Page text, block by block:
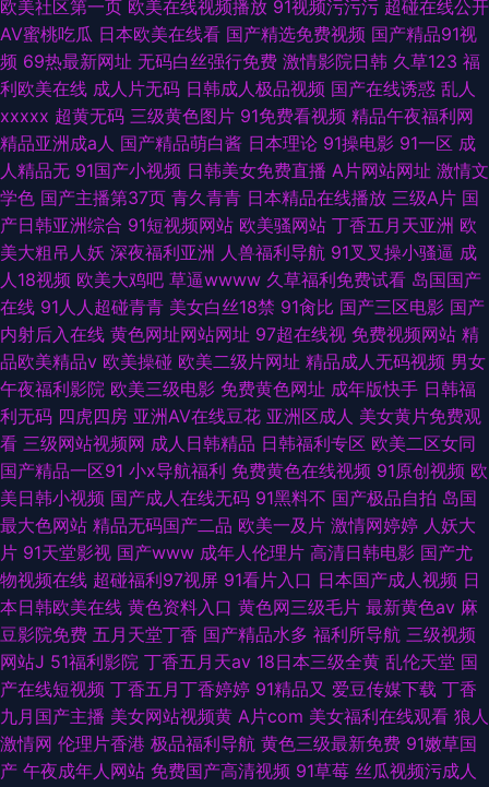
欧美社区第一页 欧美在线视频播放 91视频污污污 超碰在线公开
AV蜜桃吃瓜 日本欧美在线看 国产精选免费视频 国产精品91视
频 69热最新网址 无码白丝强行免费 激情影院日韩 久草123 福
利欧美在线 成人片无码 日韩成人极品视频 国产在线诱惑 乱人
xxxxx 超黄无码 三级黄色图片 91免费看视频 精品午夜福利网
精品亚洲成a人 国产精品萌白酱 日本理论 91操电影 91一区 成
人精品无 91国产小视频 日韩美女免费直播 A片网站网址 激情文
学色 国产主播第37页 青久青青 日本精品在线播放 三级A片 国
产日韩亚洲综合 91短视频网站 欧美骚网站 丁香五月天亚洲 欧
美大粗吊人妖 深夜福利亚洲 人兽福利导航 91叉叉操小骚逼 成
人18视频 欧美大鸡吧 草逼wwww 久草福利免费试看 岛国国产
在线 91人人超碰青青 美女白丝18禁 91肏比 国产三区电影 国产
内射后入在线 黄色网址网站网址 97超在线视 免费视频网站 精
品欧美精品v 欧美操碰 欧美二级片网址 精品成人无码视频 男女
午夜福利影院 欧美三级电影 免费黄色网址 成年版快手 日韩福
利无码 四虎四房 亚洲AV在线豆花 亚洲区成人 美女黄片免费观
看 三级网站视频网 成人日韩精品 日韩福利专区 欧美二区女同
国产精品一区91 小x导航福利 免费黄色在线视频 91原创视频 欧
美日韩小视频 国产成人在线无码 91黑料不 国产极品自拍 岛国
最大色网站 精品无码国产二品 欧美一及片 激情网婷婷 人妖大
片 91天堂影视 国产www 成年人伦理片 高清日韩电影 国产尤
物视频在线 超碰福利97视屏 91看片入口 日本国产成人视频 日
本日韩欧美在线 黄色资料入口 黄色网三级毛片 最新黄色av 麻
豆影院免费 五月天堂丁香 国产精品水多 福利所导航 三级视频
网站J 51福利影院 丁香五月天av 18日本三级全黄 乱伦天堂 国
产在线短视频 丁香五月丁香婷婷 91精品又 爱豆传媒下载 丁香
九月国产主播 美女网站视频黄 A片com 美女福利在线观看 狼人
激情网 伦理片香港 极品福利导航 黄色三级最新免费 91嫩草国
产 午夜成年人网站 免费国产高清视频 91草莓 丝瓜视频污成人